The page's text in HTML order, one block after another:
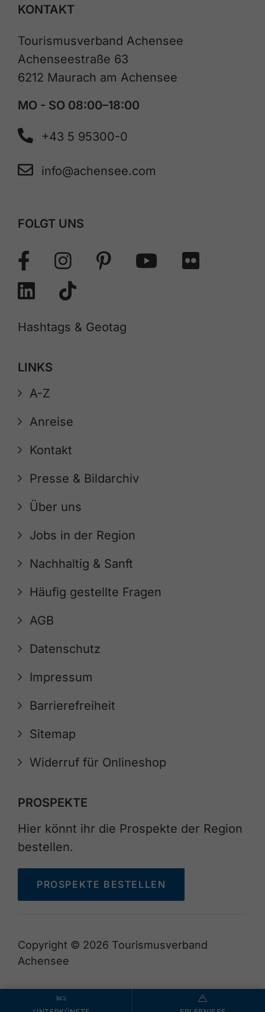
KONTAKT
Tourismusverband Achensee
Achenseestraße 63
6212 Maurach am Achensee
MO - SO 08:00–18:00
+43 5 95300-0
info@achensee.com
FOLGT UNS
Hashtags & Geotag
LINKS
A-Z
Anreise
Kontakt
Presse & Bildarchiv
Über uns
Jobs in der Region
Nachhaltig & Sanft
Häufig gestellte Fragen
AGB
Datenschutz
Impressum
Barrierefreiheit
Sitemap
Widerruf für Onlineshop
PROSPEKTE
Hier könnt ihr die Prospekte der Region
bestellen.
PROSPEKTE BESTELLEN
Copyright © 2026 Tourismusverband
Achensee